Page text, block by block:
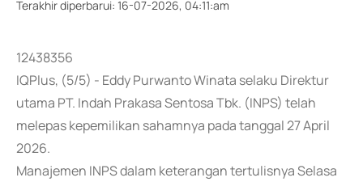
Terakhir diperbarui: 16-07-2026, 04:11:am
12438356
IQPlus, (5/5) - Eddy Purwanto Winata selaku Direktur
utama PT. Indah Prakasa Sentosa Tbk. (INPS) telah
melepas kepemilikan sahamnya pada tanggal 27 April
2026.
Manajemen INPS dalam keterangan tertulisnya Selasa